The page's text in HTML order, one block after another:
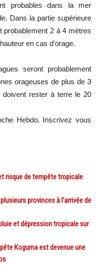
probables dans la mer
Dans la partie supérieure
2 à 4 mètres
en cas d’orage.
seront probablement
orageuses de plus de 3
rester à terre le 20
Hebdo. Inscrivez vous
risque de tempête tropicale
provinces à l’arrivée de
et dépression tropicale sur
Koguma est devenue une